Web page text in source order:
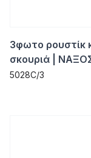
3φωτο ρουστίκ
σκουριά |
5028C/3